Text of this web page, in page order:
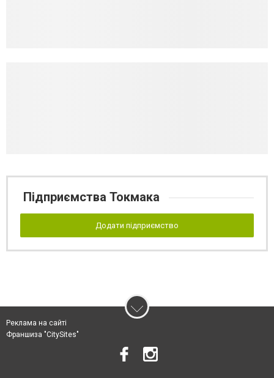
Підприємства Токмака
Додати підприємство
Реклама на сайті
Франшиза "CitySites"